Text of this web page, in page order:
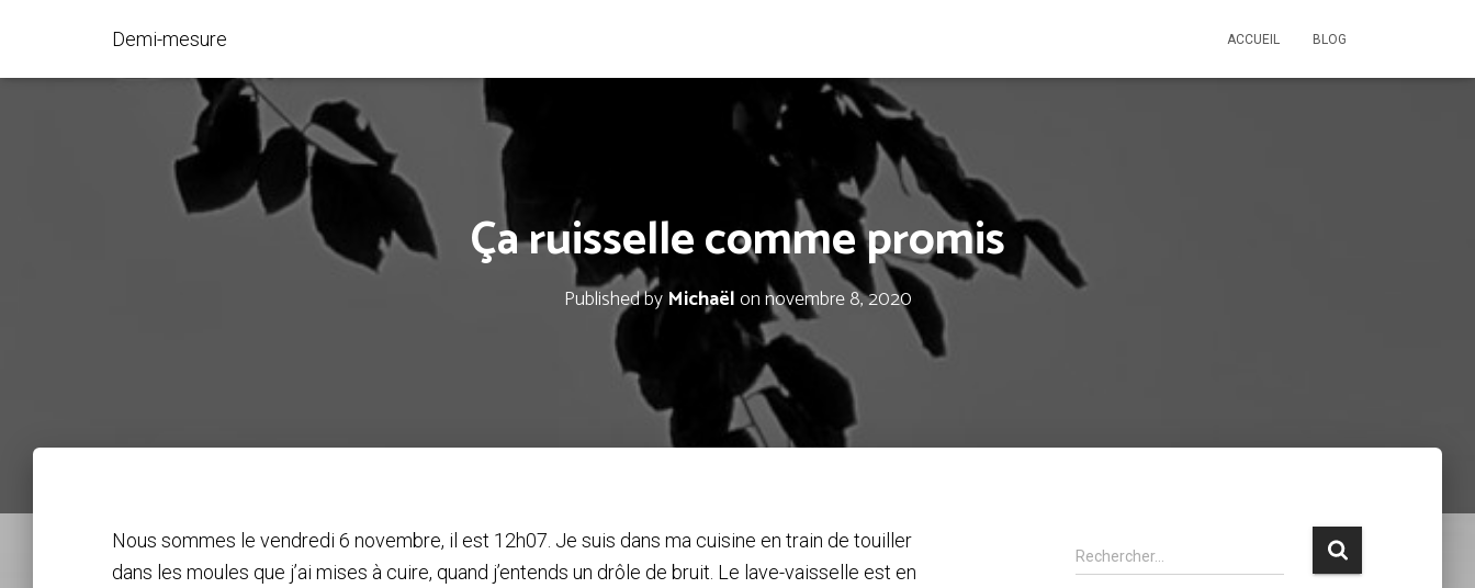
Demi-mesure ACCUEIL BLOG
Ça ruisselle comme promis
Published by Michaëlonnovembre 8, 2020
Nous sommes le vendredi 6 novembre, il est 12h07. Je suis dans ma cuisine en train de touiller
dans les moules que j’ai mises à cuire, quand j’entends un drôle de bruit. Le lave-vaisselle est en
R
e
Rechercher…